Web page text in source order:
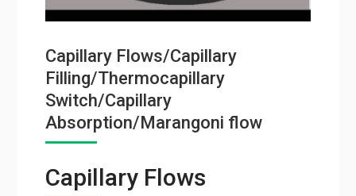
Capillary Flows/Capillary
Filling/Thermocapillary
Switch/Capillary
Absorption/Marangoni flow
Capillary Flows